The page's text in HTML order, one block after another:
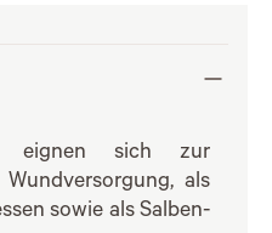
eignen sich zur
als
sowie als Salben-